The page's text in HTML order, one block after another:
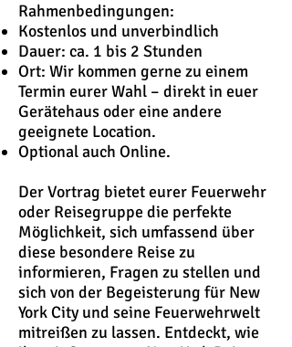
Rahmenbedingungen:
Kostenlos und unverbindlich
Dauer: ca. 1 bis 2 Stunden
Ort: Wir kommen gerne zu einem
Termin eurer Wahl – direkt in euer
Gerätehaus oder eine andere
geeignete Location.
Optional auch Online.
Der Vortrag bietet eurer Feuerwehr
oder Reisegruppe die perfekte
Möglichkeit, sich umfassend über
diese besondere Reise zu
informieren, Fragen zu stellen und
sich von der Begeisterung für New
York City und seine Feuerwehrwelt
mitreißen zu lassen. Entdeckt, wie